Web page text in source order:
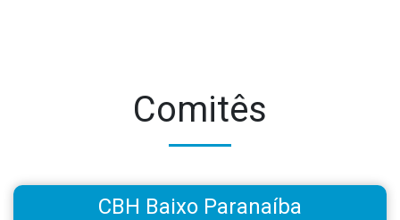
Comitês
CBH Baixo Paranaíba